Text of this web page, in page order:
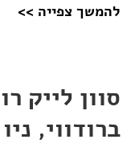
להמשך צפייה >>
סוון לייק
ברודווי,